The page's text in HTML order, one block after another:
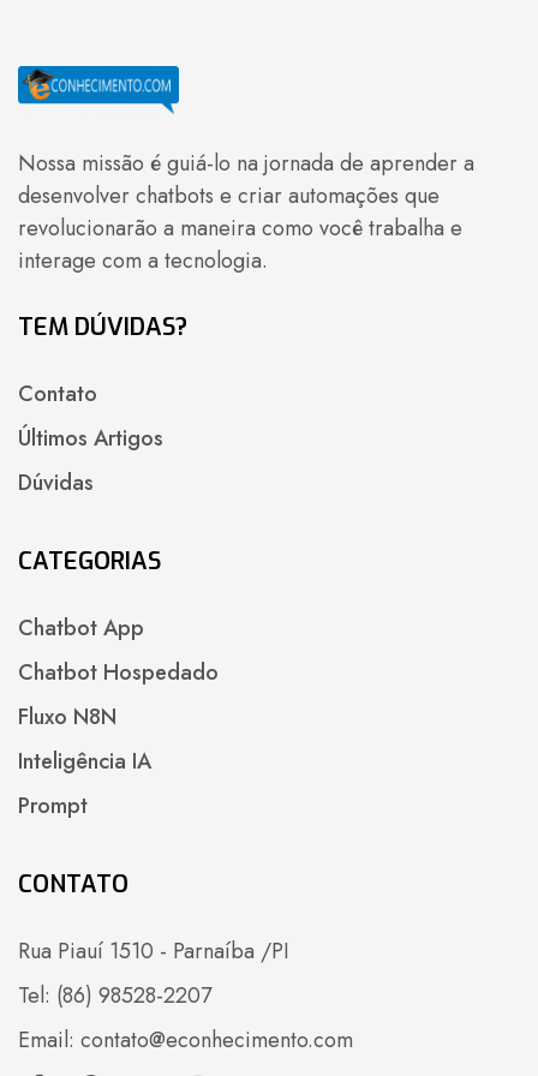
Nossa missão é guiá-lo na jornada de aprender a
desenvolver chatbots e criar automações que
revolucionarão a maneira como você trabalha e
interage com a tecnologia.
TEM DÚVIDAS?
Contato
Últimos Artigos
Dúvidas
CATEGORIAS
Chatbot App
Chatbot Hospedado
Fluxo N8N
Inteligência IA
Prompt
CONTATO
Rua Piauí 1510 - Parnaíba /PI
Tel: (86) 98528-2207
Email: contato@econhecimento.com